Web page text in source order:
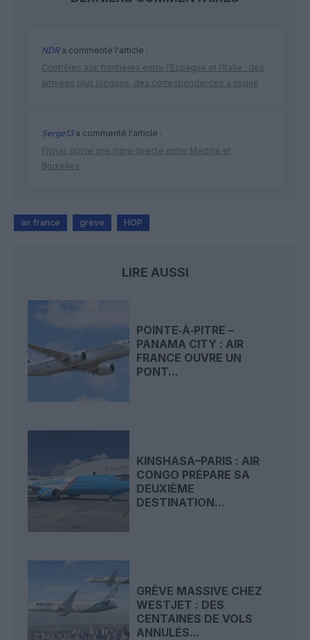
NDRa commenté l'article :
Contrôles aux frontières entre l’Espagne et l’Italie : des
arrivées plus longues, des correspondances à risque
Serge13a commenté l'article :
Flynas ouvre une ligne directe entre Médine et
Bruxelles
air france grève HOP
LIRE AUSSI
POINTE‑À‑PITRE –
PANAMA CITY : AIR
FRANCE OUVRE UN
PONT...
KINSHASA–PARIS : AIR
CONGO PRÉPARE SA
DEUXIÈME
DESTINATION...
GRÈVE MASSIVE CHEZ
WESTJET : DES
CENTAINES DE VOLS
ANNULÉS...